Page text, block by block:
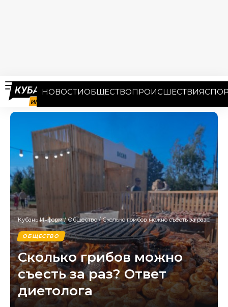
НОВОСТИОБЩЕСТВОПРОИСШЕСТВИЯ
Кубань Информ/Общество/Сколько грибов можно съесть за раз? Ответ диетолога
ОБЩЕСТВО
Сколько грибов можно
съесть за раз? Ответ
диетолога